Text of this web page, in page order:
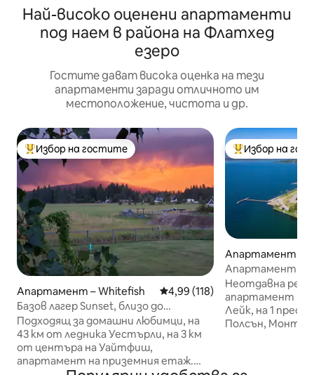
Най-високо оценени апартаменти
под наем в района на Флатхед
езеро
Гостите дават висока оценка на тези
апартаменти заради отличното им
местоположение, чистота и др.
Най-популярен избор на гостите
Избор на гостите
Апартамент – Whitefish Средна оценка: 4,99 от 5,
4,99 (118)
Базов лагер Sunset, близо до
Уайтфиш и Националния парк
Глейшър
Подходящ за домашни любимци, на
43 км от ледника Уестърли, на 3 км
от центъра на Уайтфиш,
апартамент на приземния етаж.
Най-популярен
Избор на
Апартамент –
Апартамент в
Флатхед
Неотдавна
апартамент
Лейк, на 1
Полсън, Монтана. Насладете